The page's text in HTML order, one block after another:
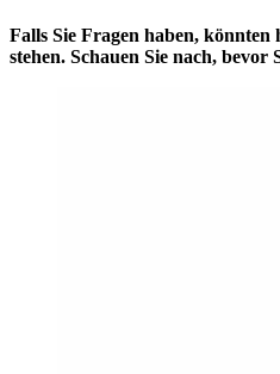
Falls Sie Fragen haben,
stehen. Schauen Sie nach, bevor